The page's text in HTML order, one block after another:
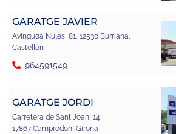
GARATGE JAVIER
Avinguda Nules, 81, 12530 Burriana,
Castellón
964591549
GARATGE JORDI
Carretera de Sant Joan, 14,
17867 Camprodon, Girona